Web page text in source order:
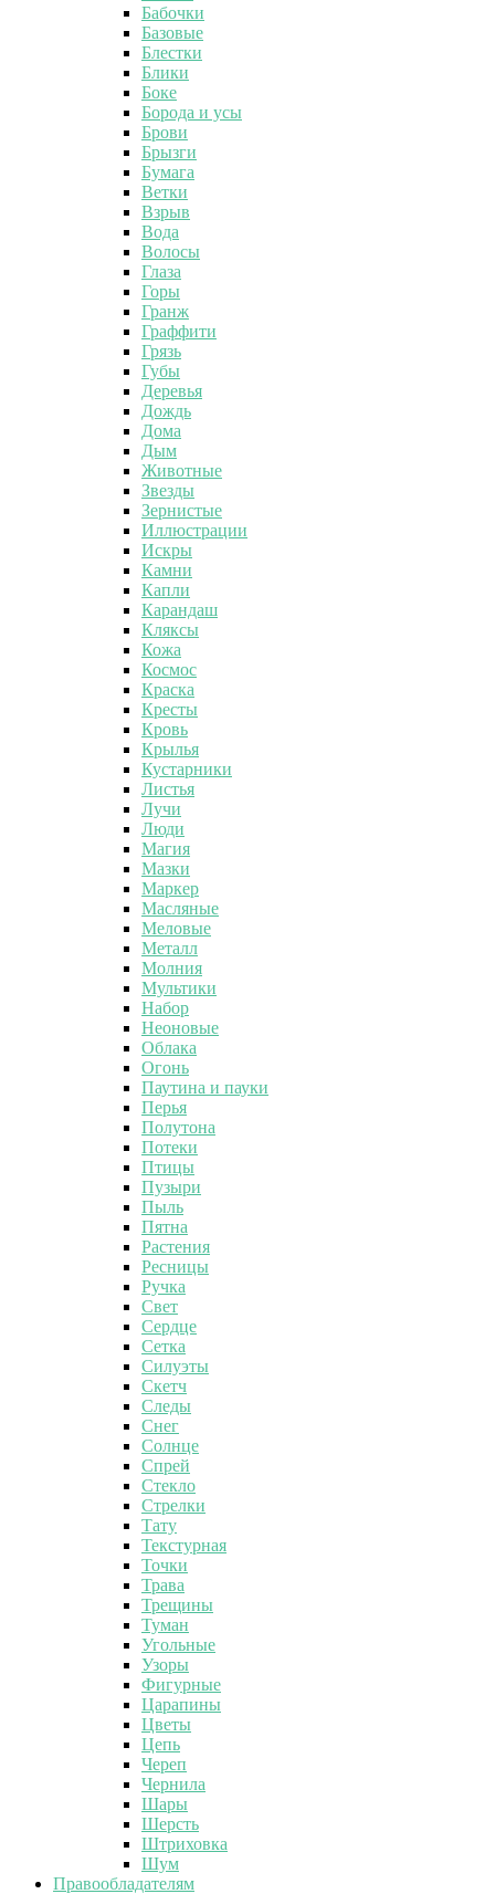
Бабочки
Базовые
Блестки
Блики
Боке
Борода и усы
Брови
Брызги
Бумага
Ветки
Взрыв
Вода
Волосы
Глаза
Горы
Гранж
Граффити
Грязь
Губы
Деревья
Дождь
Дома
Дым
Животные
Звезды
Зернистые
Иллюстрации
Искры
Камни
Капли
Карандаш
Кляксы
Кожа
Космос
Краска
Кресты
Кровь
Крылья
Кустарники
Листья
Лучи
Люди
Магия
Мазки
Маркер
Масляные
Меловые
Металл
Молния
Мультики
Набор
Неоновые
Облака
Огонь
Паутина и пауки
Перья
Полутона
Потеки
Птицы
Пузыри
Пыль
Пятна
Растения
Ресницы
Ручка
Свет
Сердце
Сетка
Силуэты
Скетч
Следы
Снег
Солнце
Спрей
Стекло
Стрелки
Тату
Текстурная
Точки
Трава
Трещины
Туман
Угольные
Узоры
Фигурные
Царапины
Цветы
Цепь
Череп
Чернила
Шары
Шерсть
Штриховка
Шум
Правообладателям